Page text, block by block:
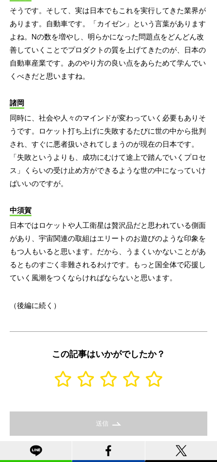
そうです。そして、実は日本でもこれを実行してきた業界が
あります。自動車です。「カイゼン」という言葉があります
よね。Nの数を増やし、明らかになった問題点をどんどん改
善していくことでプロダクトの質を上げてきたのが、日本の
自動車産業です。あのやり方の良い点をあらためて学んでい
くべきだと思いますね。
諸岡
同時に、社会や人々のマインドが変わっていく必要もありそ
うです。ロケット打ち上げに失敗するたびに世の中から批判
され、すぐに悪者扱いされてしまうのが現在の日本です。
「失敗というよりも、成功にむけて途上で踏んでいくプロセ
ス」くらいの受け止め方ができるような世の中になっていけ
ばいいのですが。
中須賀
日本ではロケットや人工衛星は贅沢品だと思われている側面
があり、宇宙関連の取組はエリートのお遊びのような印象を
もつ人もいると思います。だから、うまくいかないことがあ
るとものすごく非難されるわけです。もっと国全体で応援し
ていく風潮をつくならければならないと思います。
（後編に続く）
この記事はいかがでしたか？
送信